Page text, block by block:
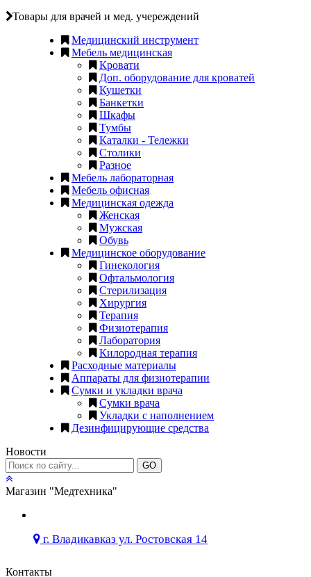
Товары для врачей и мед. учереждений
Медицинский инструмент
Мебель медицинская
Кровати
Доп. оборудование для кроватей
Кушетки
Банкетки
Шкафы
Тумбы
Каталки - Тележки
Столики
Разное
Мебель лабораторная
Мебель офисная
Медицинская одежда
Женская
Мужская
Обувь
Медицинское оборудование
Гинекология
Офтальмология
Стерилизация
Хирургия
Терапия
Физиотерапия
Лаборатория
Килородная терапия
Расходные материалы
Аппараты для физиотерапии
Сумки и укладки врача
Сумки врача
Укладки с наполнением
Дезинфицирующие средства
Новости
GO
Магазин "Медтехника"
г. Владикавказ ул. Ростовская 14
Контакты